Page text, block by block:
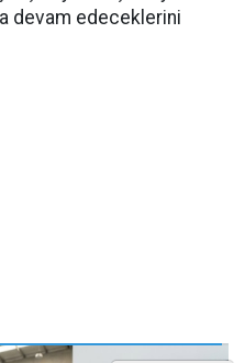
devam edeceklerini